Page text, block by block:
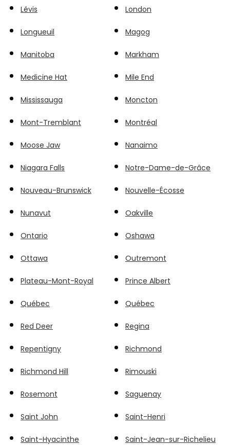
Lévis London
Longueuil Magog
Manitoba Markham
Medicine Hat Mile End
Mississauga Moncton
Mont-Tremblant Montréal
Moose Jaw Nanaimo
Niagara Falls Notre-Dame-de-Grâce
Nouveau-Brunswick Nouvelle-Écosse
Nunavut Oakville
Ontario Oshawa
Ottawa Outremont
Plateau-Mont-Royal Prince Albert
Québec Québec
Red Deer Regina
Repentigny Richmond
Richmond Hill Rimouski
Rosemont Saguenay
Saint John Saint-Henri
Saint-Hyacinthe Saint-Jean-sur-Richelieu